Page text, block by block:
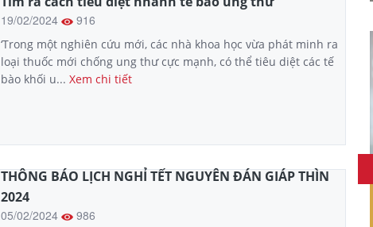
19/02/2024 916
‘Trong một nghiên cứu mới, các nhà khoa học vừa phát minh ra
loại thuốc mới chống ung thư cực mạnh, có thể tiêu diệt các tế
bào khối u... Xem chi tiết
THÔNG BÁO LỊCH NGHỈ TẾT NGUYÊN ĐÁN GIÁP THÌN
2024
05/02/2024 986